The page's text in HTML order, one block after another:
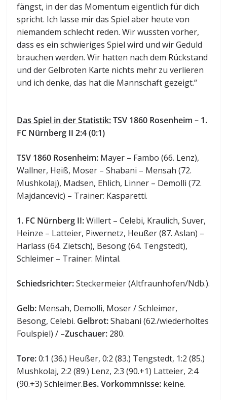
fängst, in der das Momentum eigentlich für dich
spricht. Ich lasse mir das Spiel aber heute von
niemandem schlecht reden. Wir wussten vorher,
dass es ein schwieriges Spiel wird und wir Geduld
brauchen werden. Wir hatten nach dem Rückstand
und der Gelbroten Karte nichts mehr zu verlieren
und ich denke, das hat die Mannschaft gezeigt.“
Das Spiel in der Statistik:TSV 1860 Rosenheim – 1.
FC Nürnberg II 2:4 (0:1)
TSV 1860 Rosenheim: Mayer – Fambo (66. Lenz),
Wallner, Heiß, Moser – Shabani – Mensah (72.
Mushkolaj), Madsen, Ehlich, Linner – Demolli (72.
Majdancevic) – Trainer: Kasparetti.
1. FC Nürnberg II:Willert – Celebi, Kraulich, Suver,
Heinze – Latteier, Piwernetz, Heußer (87. Aslan) –
Harlass (64. Zietsch), Besong (64. Tengstedt),
Schleimer – Trainer: Mintal.
Schiedsrichter:Steckermeier (Altfraunhofen/Ndb.).
Gelb: Mensah, Demolli, Moser / Schleimer,
Besong, Celebi. Gelbrot:Shabani (62./wiederholtes
Foulspiel) / –Zuschauer: 280.
Tore:0:1 (36.) Heußer, 0:2 (83.) Tengstedt, 1:2 (85.)
Mushkolaj, 2:2 (89.) Lenz, 2:3 (90.+1) Latteier, 2:4
(90.+3) Schleimer.Bes. Vorkommnisse: keine.